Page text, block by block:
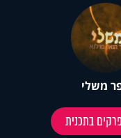
משלי
בתכנית